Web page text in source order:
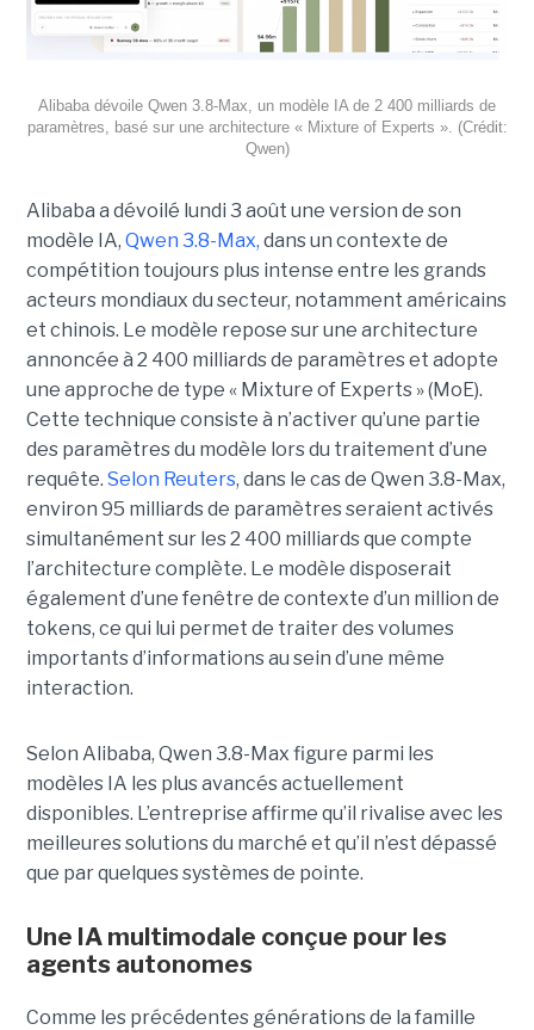
Alibaba dévoile Qwen 3.8-Max, un modèle IA de 2 400 milliards de
paramètres, basé sur une architecture « Mixture of Experts ». (Crédit:
Qwen)
Alibaba a dévoilé lundi 3 août une version de son
modèle IA, Qwen 3.8-Max, dans un contexte de
compétition toujours plus intense entre les grands
acteurs mondiaux du secteur, notamment américains
et chinois. Le modèle repose sur une architecture
annoncée à 2 400 milliards de paramètres et adopte
une approche de type « Mixture of Experts » (MoE).
Cette technique consiste à n’activer qu’une partie
des paramètres du modèle lors du traitement d’une
requête. Selon Reuters, dans le cas de Qwen 3.8-Max,
environ 95 milliards de paramètres seraient activés
simultanément sur les 2 400 milliards que compte
l’architecture complète. Le modèle disposerait
également d’une fenêtre de contexte d’un million de
tokens, ce qui lui permet de traiter des volumes
importants d’informations au sein d’une même
interaction.
Selon Alibaba, Qwen 3.8-Max figure parmi les
modèles IA les plus avancés actuellement
disponibles. L’entreprise affirme qu’il rivalise avec les
meilleures solutions du marché et qu’il n’est dépassé
que par quelques systèmes de pointe.
Une IA multimodale conçue pour les
agents autonomes
Comme les précédentes générations de la famille